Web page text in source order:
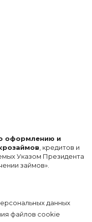
оформлению и
, кредитов и
Указом Президента
займов».
данных
файлов cookie